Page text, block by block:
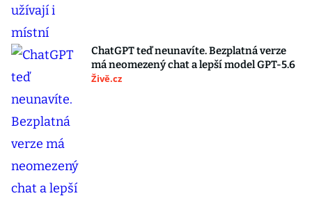
ChatGPT teď neunavíte. Bezplatná verze
má neomezený chat a lepší model GPT-5.6
Živě.cz